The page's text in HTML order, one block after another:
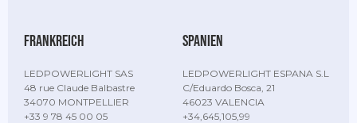
Frankreich
LEDPOWERLIGHT SAS
48 rue Claude Balbastre
34070 MONTPELLIER
+33 9 78 45 00 05
Spanien
LEDPOWERLIGHT ESPANA S.L
C/Eduardo Bosca, 21
46023 VALENCIA
+34,645,105,99